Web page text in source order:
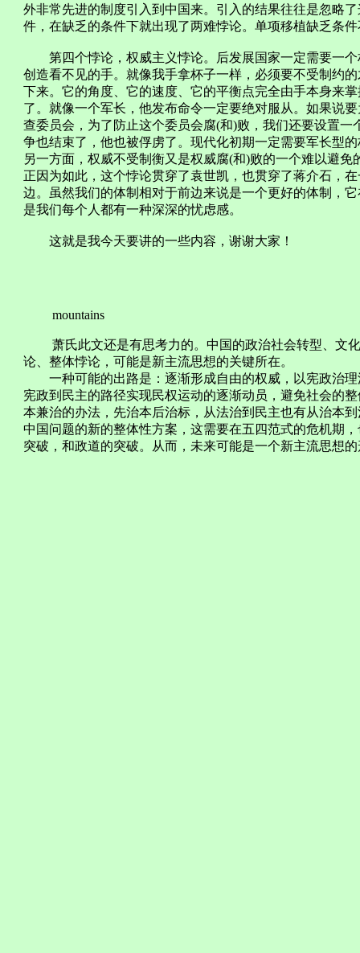
外非常先进的制度引入到中国来。引入的结果往往是忽略
件，在缺乏的条件下就出现了两难悖论。单项移植缺乏条
第四个悖论，权威主义悖论。后发展国家一定需要一个
创造看不见的手。就像我手拿杯子一样，必须要不受制约
下来。它的角度、它的速度、它的平衡点完全由手本身来
了。就像一个军长，他发布命令一定要绝对服从。如果说
查委员会，为了防止这个委员会腐(和)败，我们还要设置
争也结束了，他也被俘虏了。现代化初期一定需要军长型
另一方面，权威不受制衡又是权威腐(和)败的一个难以避
正因为如此，这个悖论贯穿了袁世凯，也贯穿了蒋介石，
边。虽然我们的体制相对于前边来说是一个更好的体制，
是我们每个人都有一种深深的忧虑感。
这就是我今天要讲的一些内容，谢谢大家！
mountains
萧氏此文还是有思考力的。中国的政治社会转型、文化
论、整体悖论，可能是新主流思想的关键所在。
一种可能的出路是：逐渐形成自由的权威，以宪政治理
宪政到民主的路径实现民权运动的逐渐动员，避免社会的
本兼治的办法，先治本后治标，从法治到民主也有从治本
中国问题的新的整体性方案，这需要在五四范式的危机期
突破，和政道的突破。从而，未来可能是一个新主流思